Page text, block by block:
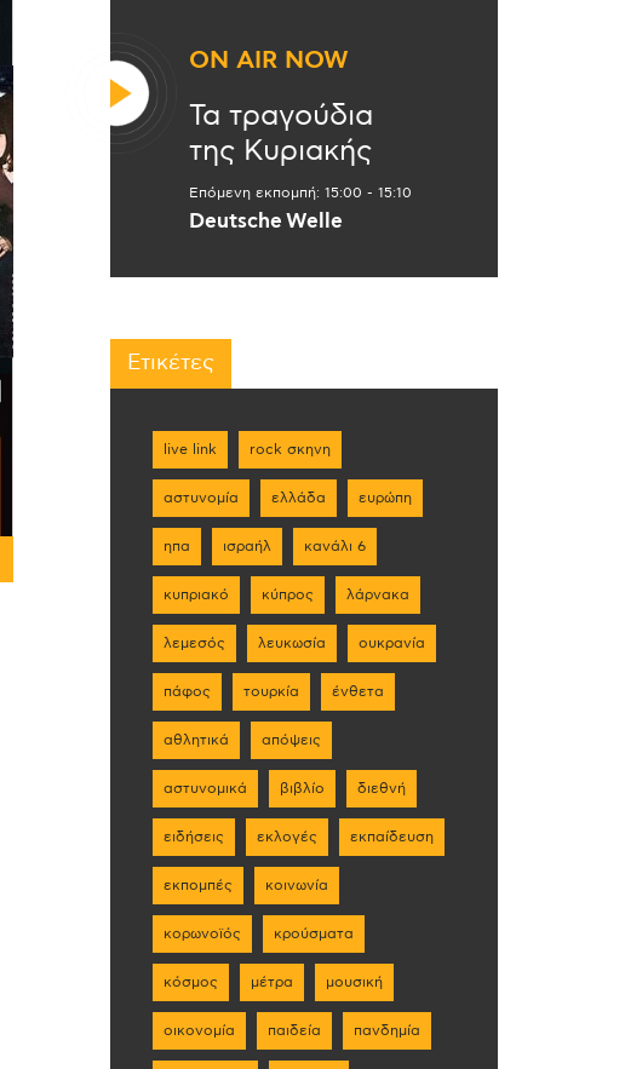
ON AIR NOW
Τα τραγούδια
της Κυριακής
Επόμενη εκπομπή: 15:00 - 15:10
Deutsche Welle
Ετικέτες
live link rock σκηνη
αστυνομία ελλάδα ευρώπη
ηπα ισραήλ κανάλι 6
κυπριακό κύπρος λάρνακα
λεμεσός λευκωσία ουκρανία
πάφος τουρκία ένθετα
αθλητικά απόψεις
αστυνομικά βιβλίο διεθνή
ειδήσεις εκλογές εκπαίδευση
εκπομπές κοινωνία
κορωνοϊός κρούσματα
κόσμος μέτρα μουσική
οικονομία παιδεία πανδημία